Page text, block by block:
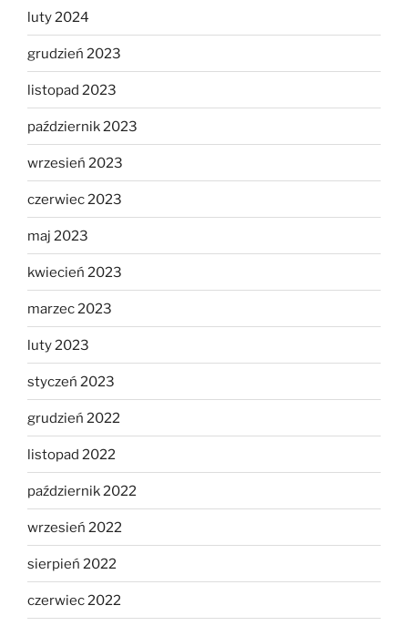
luty 2024
grudzień 2023
listopad 2023
październik 2023
wrzesień 2023
czerwiec 2023
maj 2023
kwiecień 2023
marzec 2023
luty 2023
styczeń 2023
grudzień 2022
listopad 2022
październik 2022
wrzesień 2022
sierpień 2022
czerwiec 2022